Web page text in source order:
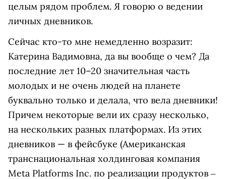
целым рядом проблем. Я говорю о ведении
личных дневников.
Сейчас кто-то мне немедленно возразит:
Катерина Вадимовна, да вы вообще о чем? Да
последние лет 10–20 значительная часть
молодых и не очень людей на планете
буквально только и делала, что вела дневники!
Причем некоторые вели их сразу несколько,
на нескольких разных платформах. Из этих
дневников — в фейсбуке (Американская
транснациональная холдинговая компания
Meta Platforms Inc. по реализации продуктов ‒